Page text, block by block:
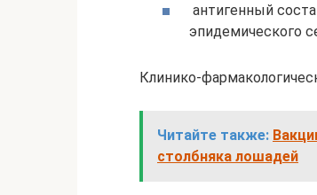
антигенный
эпидемического
Клинико-
Читайте также:
столбняка лошадей